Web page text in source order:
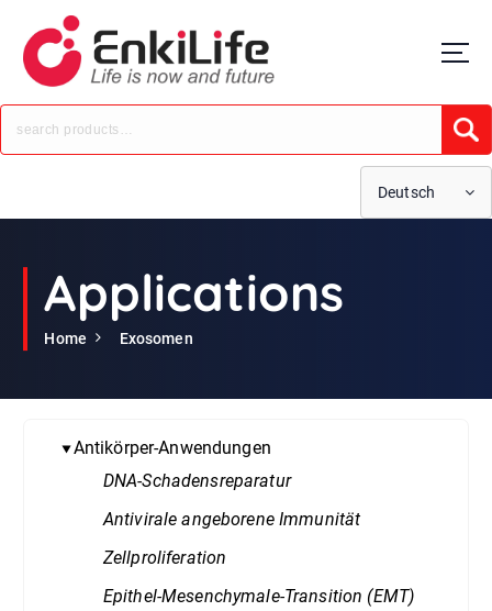
t
c
Deutsch
Applications
Home Exosomen
▼ Antikörper-Anwendungen
DNA-Schadensreparatur
Antivirale angeborene Immunität
Zellproliferation
Epithel-Mesenchymale-Transition (EMT)